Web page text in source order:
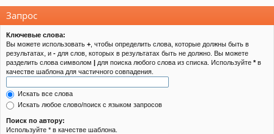
Запрос
Ключевые слова:
Вы можете использовать + , чтобы определить слова, которые должны быть в
результатах, и - для слов, которых в результатах быть не должно. Вы можете
разделить слова символом | для поиска любого слова из списка. Используйте *в
качестве шаблона для частичного совпадения.
Искать все слова
Искать любое слово/поиск с языком запросов
Поиск по автору:
Используйте * в качестве шаблона.